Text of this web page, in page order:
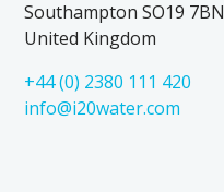
Southampton SO19 7BN
United Kingdom
+44 (0) 2380 111 420
info@i20water.com